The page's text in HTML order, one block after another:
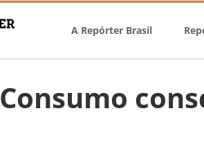
A Repórter Brasil
Consumo